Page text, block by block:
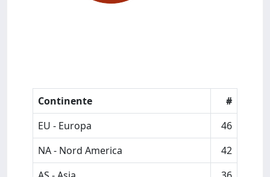
Continente
#
EU - Europa
46
NA - Nord America
42